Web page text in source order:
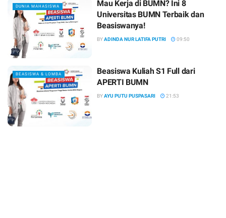
DUNIA MAHASISWA
Mau Kerja di BUMN? Ini 8
Universitas BUMN Terbaik dan
Beasiswanya!
BYADINDA NUR LATIFA PUTRI 09:50
BEASISWA & LOMBA
Beasiswa Kuliah S1 Full dari
APERTI BUMN
BYAYU PUTU PUSPASARI 21:53